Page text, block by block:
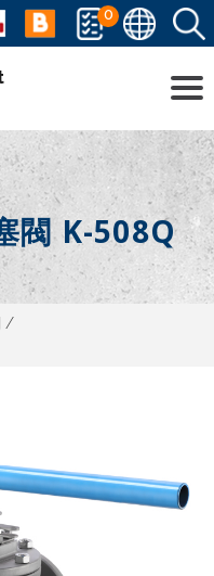
0
閥 K-508Q